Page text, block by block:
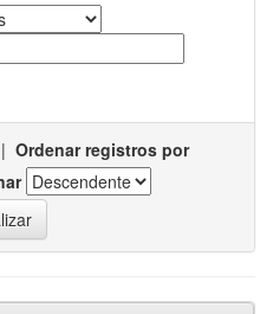
| Ordenar registros por